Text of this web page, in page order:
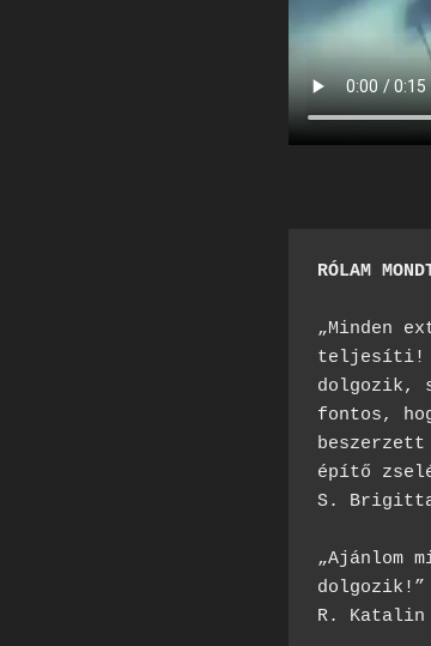
RÓLAM
„Minden
teljesíti!
dolgozik, s
fontos,
beszerzett
építő
S.
„Ajánlom
dolgozik!”
R. Katalin